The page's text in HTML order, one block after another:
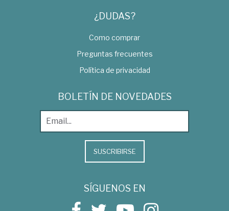
¿DUDAS?
Como comprar
Preguntas frecuentes
Política de privacidad
BOLETÍN DE NOVEDADES
SUSCRIBIRSE
SÍGUENOS EN